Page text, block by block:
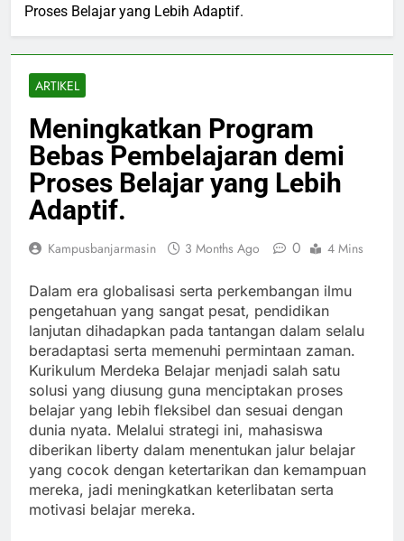
Proses Belajar yang Lebih Adaptif.
ARTIKEL
Meningkatkan Program
Bebas Pembelajaran demi
Proses Belajar yang Lebih
Adaptif.
Kampusbanjarmasin 3 Months Ago 0 4 Mins
Dalam era globalisasi serta perkembangan ilmu
pengetahuan yang sangat pesat, pendidikan
lanjutan dihadapkan pada tantangan dalam selalu
beradaptasi serta memenuhi permintaan zaman.
Kurikulum Merdeka Belajar menjadi salah satu
solusi yang diusung guna menciptakan proses
belajar yang lebih fleksibel dan sesuai dengan
dunia nyata. Melalui strategi ini, mahasiswa
diberikan liberty dalam menentukan jalur belajar
yang cocok dengan ketertarikan dan kemampuan
mereka, jadi meningkatkan keterlibatan serta
motivasi belajar mereka.